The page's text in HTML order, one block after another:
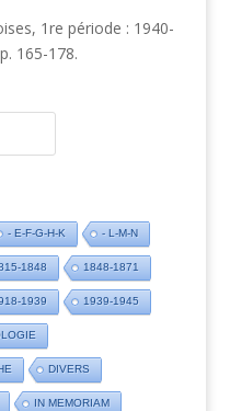
1re période : 1940-
165-178.
- E-F-G-H-K - L-M-N
1848 1848-1871
1939 1939-1945
DIVERS
IN MEMORIAM